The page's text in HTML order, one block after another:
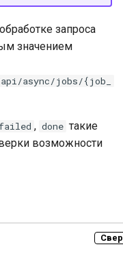
запроса
значением
async/jobs/{job_
, done такие
возможности